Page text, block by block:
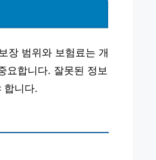
장 범위와 보험료는 개
요합니다. 잘못된 정보
합니다.